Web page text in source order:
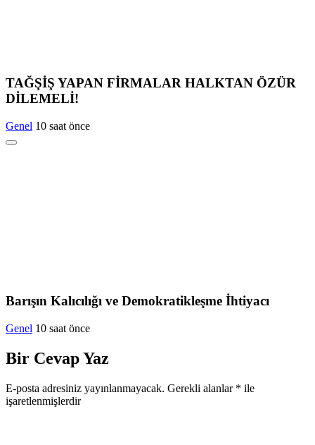
TAĞŞİŞ YAPAN FİRMALAR HALKTAN ÖZÜR
DİLEMELİ!
Genel 10 saat önce
Barışın Kalıcılığı ve Demokratikleşme İhtiyacı
Genel 10 saat önce
Bir Cevap Yaz
E-posta adresiniz yayınlanmayacak. Gerekli alanlar * ile
işaretlenmişlerdir